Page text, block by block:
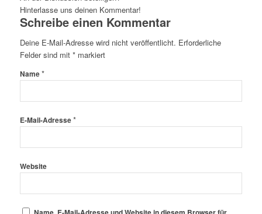
Hinterlasse uns deinen Kommentar!
Schreibe einen Kommentar
Deine E-Mail-Adresse wird nicht veröffentlicht. Erforderliche
Felder sind mit *markiert
Name*
E-Mail-Adresse*
Website